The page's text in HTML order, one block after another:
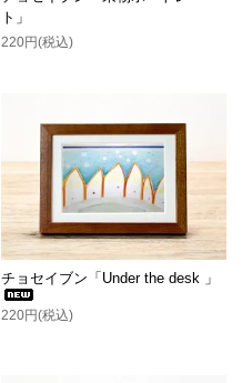
ト」
220円(税込)
チョセイブン「Under the desk 」
220円(税込)